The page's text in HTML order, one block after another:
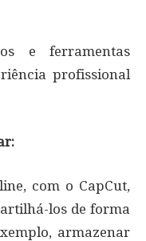
e ferramentas
profissional
com o CapCut,
los de forma
armazenar